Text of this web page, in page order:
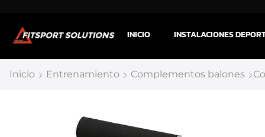
INICIO INSTALACIONES
Inicio Entrenamiento Complementos balones